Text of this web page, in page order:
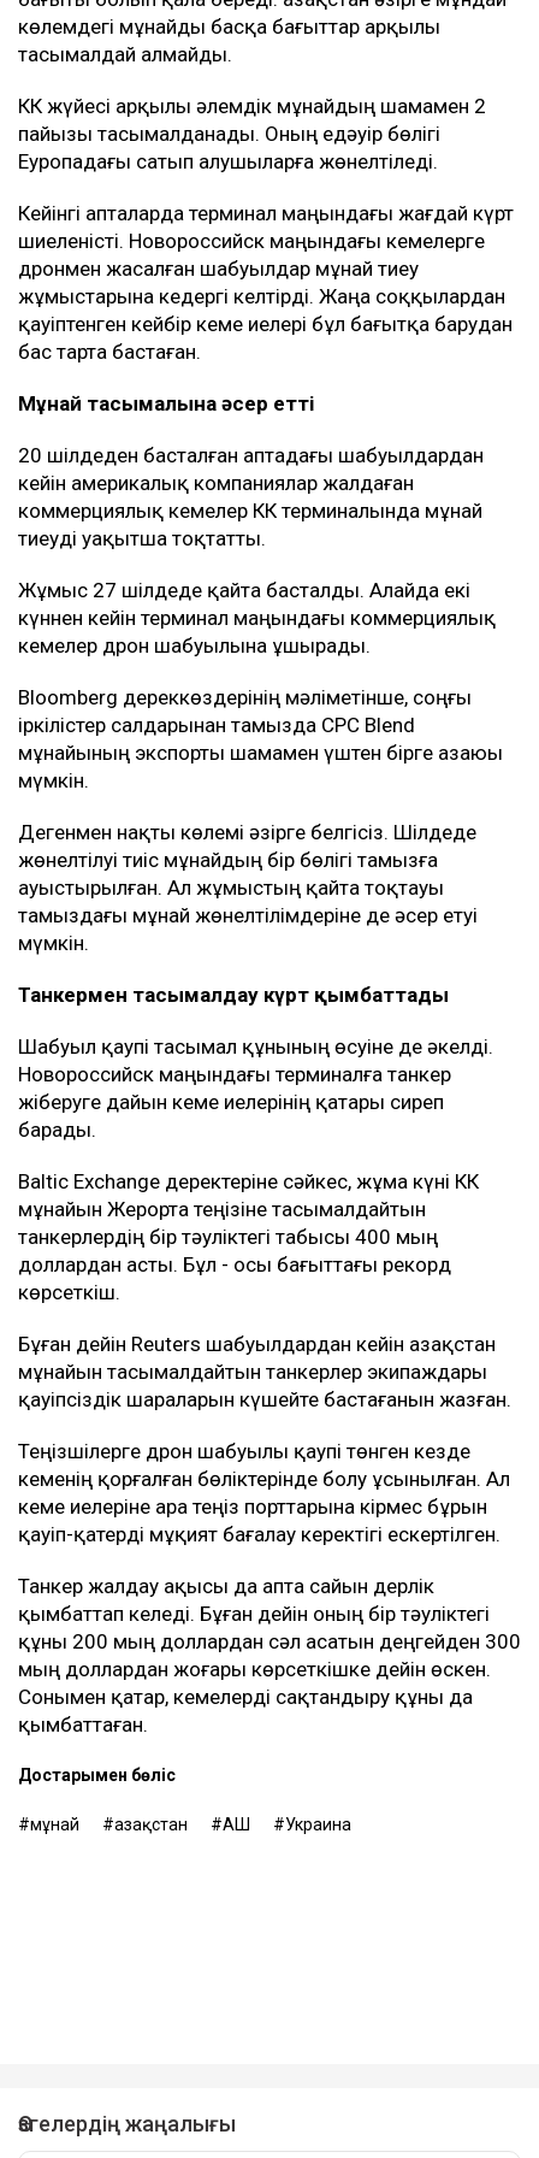
көлемдегі мұнайды басқа бағыттар арқылы
тасымалдай алмайды.
КҚК жүйесі арқылы әлемдік мұнайдың шамамен 2
пайызы тасымалданады. Оның едәуір бөлігі
Еуропадағы сатып алушыларға жөнелтіледі.
Кейінгі апталарда терминал маңындағы жағдай күрт
шиеленісті. Новороссийск маңындағы кемелерге
дронмен жасалған шабуылдар мұнай тиеу
жұмыстарына кедергі келтірді. Жаңа соққылардан
қауіптенген кейбір кеме иелері бұл бағытқа барудан
бас тарта бастаған.
Мұнай тасымалына әсер етті
20 шілдеден басталған аптадағы шабуылдардан
кейін америкалық компаниялар жалдаған
коммерциялық кемелер КҚК терминалында мұнай
тиеуді уақытша тоқтатты.
Жұмыс 27 шілдеде қайта басталды. Алайда екі
күннен кейін терминал маңындағы коммерциялық
кемелер дрон шабуылына ұшырады.
Bloomberg дереккөздерінің мәліметінше, соңғы
іркілістер салдарынан тамызда CPC Blend
мұнайының экспорты шамамен үштен бірге азаюы
мүмкін.
Дегенмен нақты көлемі әзірге белгісіз. Шілдеде
жөнелтілуі тиіс мұнайдың бір бөлігі тамызға
ауыстырылған. Ал жұмыстың қайта тоқтауы
тамыздағы мұнай жөнелтілімдеріне де әсер етуі
мүмкін.
Танкермен тасымалдау күрт қымбаттады
Шабуыл қаупі тасымал құнының өсуіне де әкелді.
Новороссийск маңындағы терминалға танкер
жіберуге дайын кеме иелерінің қатары сиреп
барады.
Baltic Exchange деректеріне сәйкес, жұма күні КҚК
мұнайын Жерорта теңізіне тасымалдайтын
танкерлердің бір тәуліктегі табысы 400 мың
доллардан асты. Бұл - осы бағыттағы рекорд
көрсеткіш.
Бұған дейін Reuters шабуылдардан кейін Қазақстан
мұнайын тасымалдайтын танкерлер экипаждары
қауіпсіздік шараларын күшейте бастағанын жазған.
Теңізшілерге дрон шабуылы қаупі төнген кезде
кеменің қорғалған бөліктерінде болу ұсынылған. Ал
кеме иелеріне Қара теңіз порттарына кірмес бұрын
қауіп-қатерді мұқият бағалау керектігі ескертілген.
Танкер жалдау ақысы да апта сайын дерлік
қымбаттап келеді. Бұған дейін оның бір тәуліктегі
құны 200 мың доллардан сәл асатын деңгейден 300
мың доллардан жоғары көрсеткішке дейін өскен.
Сонымен қатар, кемелерді сақтандыру құны да
қымбаттаған.
Достарыңмен бөліс
мұнай Қазақстан АҚШ Украина